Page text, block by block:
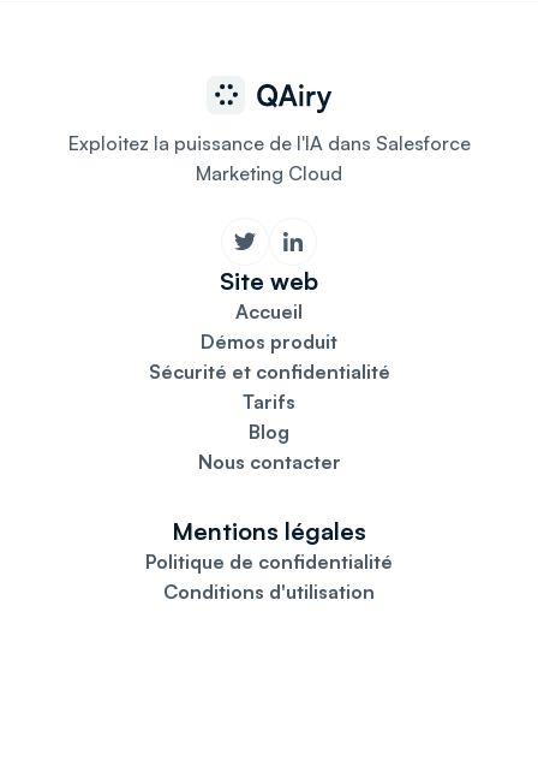
Exploitez la puissance de l'IA dans Salesforce
Marketing Cloud
Site web
Accueil
Démos produit
Sécurité et confidentialité
Tarifs
Blog
Nous contacter
Mentions légales
Politique de confidentialité
Conditions d'utilisation